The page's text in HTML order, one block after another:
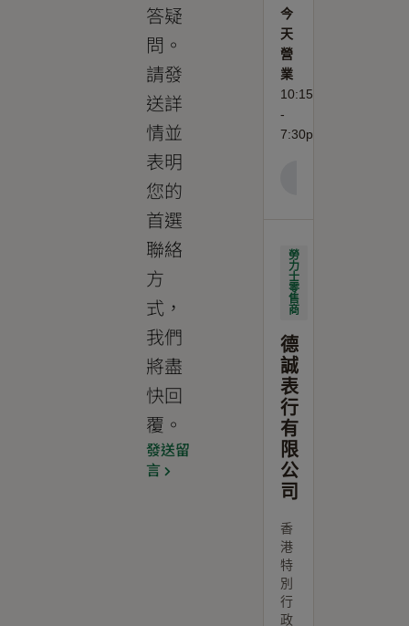
答疑
問。
請發
送詳
情並
表明
您的
首選
聯絡
方
式，
我們
將盡
快回
覆。
發送留
言
今
天
營
業
10:15am
-
7:30pm
勞
力
士
零
售
商
德
誠
表
行
有
限
公
司
香
港
特
別
行
政